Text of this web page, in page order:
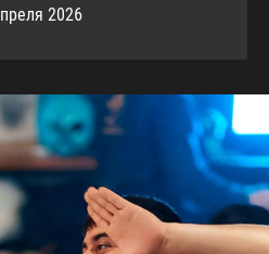
2026